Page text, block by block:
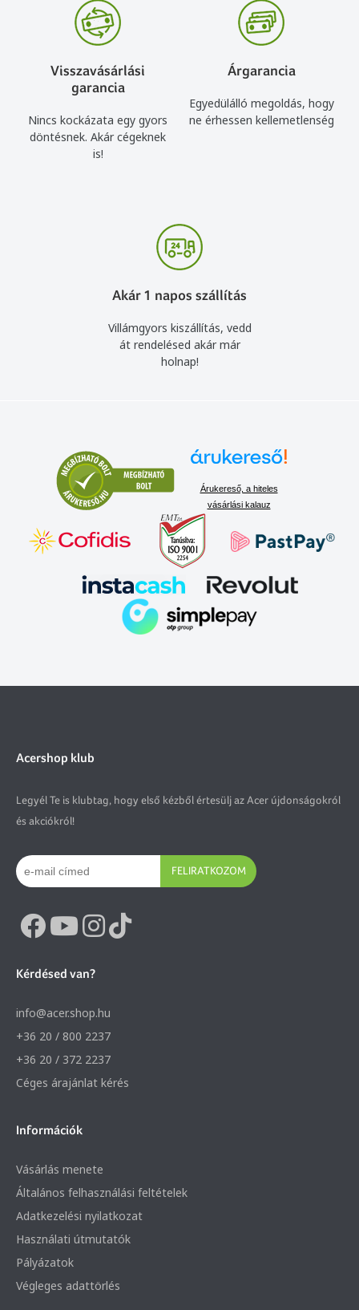
Visszavásárlási
garancia
Nincs kockázata egy gyors
döntésnek. Akár cégeknek
is!
Árgarancia
Egyedülálló megoldás, hogy
ne érhessen kellemetlenség
Akár 1 napos szállítás
Villámgyors kiszállítás, vedd
át rendelésed akár már
holnap!
Árukereső, a hiteles
vásárlási kalauz
Acershop klub
Legyél Te is klubtag, hogy első kézből értesülj az Acer újdonságokról
és akciókról!
FELIRATKOZOM
Kérdésed van?
info@acer.shop.hu
+36 20 / 800 2237
+36 20 / 372 2237
Céges árajánlat kérés
Információk
Vásárlás menete
Általános felhasználási feltételek
Adatkezelési nyilatkozat
Használati útmutatók
Pályázatok
Végleges adattörlés